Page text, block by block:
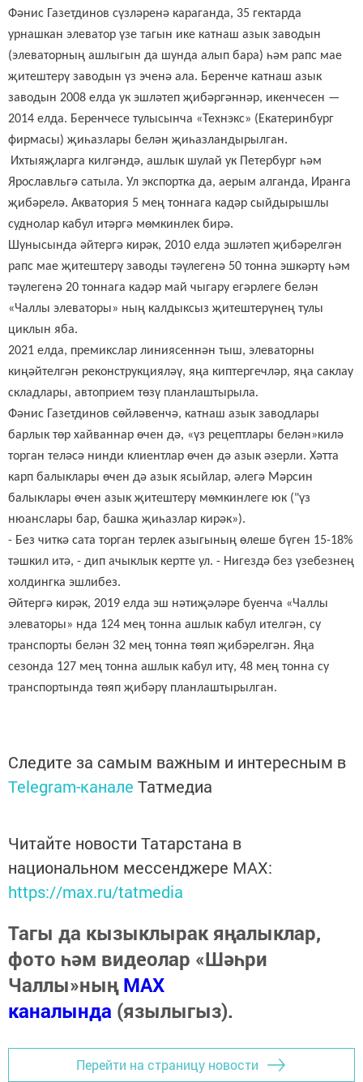
Фәнис Газетдинов сүзләренә караганда, 35 гектарда
урнашкан элеватор үзе тагын ике катнаш азык заводын
(элеваторның ашлыгын да шунда алып бара) һәм рапс мае
җитештерү заводын үз эченә ала. Беренче катнаш азык
заводын 2008 елда ук эшләтеп җибәргәннәр, икенчесен —
2014 елда. Беренчесе тулысынча «Технэкс» (Екатеринбург
фирмасы) җиһазлары белән җиһазландырылган.
Ихтыяҗларга килгәндә, ашлык шулай ук Петербург һәм
Ярославльгә сатыла. Ул экспортка да, аерым алганда, Иранга
җибәрелә. Акватория 5 мең тоннага кадәр сыйдырышлы
суднолар кабул итәргә мөмкинлек бирә.
Шунысында әйтергә кирәк, 2010 елда эшләтеп җибәрелгән
рапс мае җитештерү заводы тәүлегенә 50 тонна эшкәртү һәм
тәүлегенә 20 тоннага кадәр май чыгару егәрлеге белән
«Чаллы элеваторы» ның калдыксыз җитештерүнең тулы
циклын яба.
2021 елда, премикслар линиясеннән тыш, элеваторны
киңәйтелгән реконструкцияләү, яңа киптергечләр, яңа саклау
складлары, автоприем төзү планлаштырыла.
Фәнис Газетдинов сөйләвенчә, катнаш азык заводлары
барлык төр хайваннар өчен дә, «үз рецептлары белән»килә
торган теләсә нинди клиентлар өчен дә азык әзерли. Хәтта
карп балыклары өчен дә азык ясыйлар, әлегә Мәрсин
балыклары өчен азык җитештерү мөмкинлеге юк ("үз
нюанслары бар, башка җиһазлар кирәк»).
- Без читкә сата торган терлек азыгының өлеше бүген 15-18%
тәшкил итә, - дип ачыклык кертте ул. - Нигездә без үзебезнең
холдингка эшлибез.
Әйтергә кирәк, 2019 елда эш нәтиҗәләре буенча «Чаллы
элеваторы» нда 124 мең тонна ашлык кабул ителгән, су
транспорты белән 32 мең тонна төяп җибәрелгән. Яңа
сезонда 127 мең тонна ашлык кабул итү, 48 мең тонна су
транспортында төяп җибәрү планлаштырылган.
Следите за самым важным и интересным в
Telegram-канале Татмедиа
Читайте новости Татарстана в
национальном мессенджере MАХ:
https://max.ru/tatmedia
Тагы да кызыклырак яңалыклар,
фото һәм видеолар «Шәһри
Чаллы»ныңMAX
каналында (язылыгыз).
Перейти на страницу новости